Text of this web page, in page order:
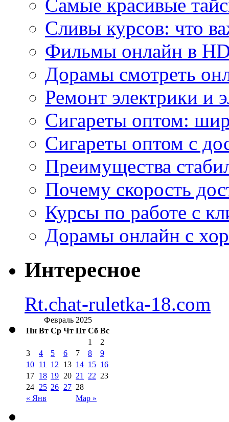
Самые красивые
Сливы курсов: что
Фильмы онлайн в
Дорамы смотреть
Ремонт электрики и
Сигареты оптом:
Сигареты оптом с
Преимущества
Почему скорость
Курсы по работе с
Дорамы онлайн с
Интересное
Rt.chat-ruletka-18.com
Февраль 2025
Пн Вт Ср Чт Пт Сб Вс
« Янв Мар »
1
2
3
4 5 6 7 8
9
10 11 12 13 14 15 16
17 18 19 20 21 22 23
24 25 26 27 28